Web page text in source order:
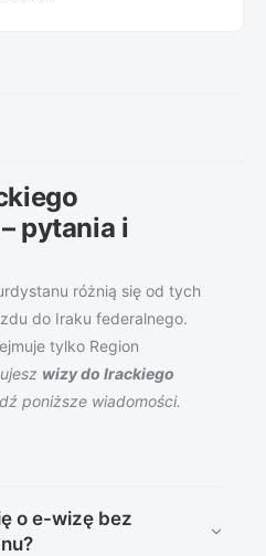
pytania i
różnią się od tych
do Iraku federalnego.
tylko Region
wizy do Irackiego
poniższe wiadomości.
o e-wizę bez